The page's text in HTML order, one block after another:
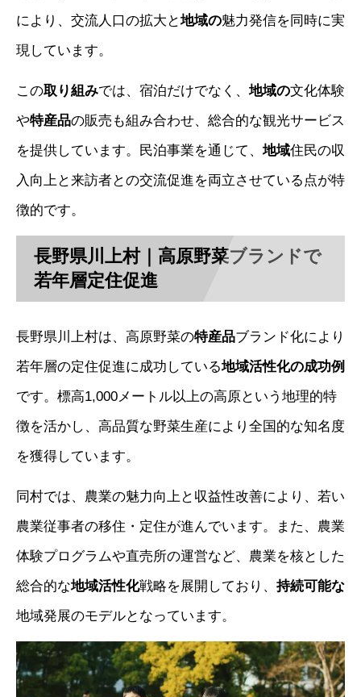
により、交流人口の拡大と地域の魅力発信を同時に実
現しています。
この取り組みでは、宿泊だけでなく、 地域の文化体験
や特産品の販売も組み合わせ、総合的な観光サービス
を提供しています。民泊事業を通じて、 地域住民の収
入向上と来訪者との交流促進を両立させている点が特
徴的です。
長野県川上村｜高原野菜ブランドで
若年層定住促進
長野県川上村は、高原野菜の特産品ブランド化により
若年層の定住促進に成功している地域活性化の成功例
です。標高1,000メートル以上の高原という地理的特
徴を活かし、高品質な野菜生産により全国的な知名度
を獲得しています。
同村では、農業の魅力向上と収益性改善により、若い
農業従事者の移住・定住が進んでいます。また、農業
体験プログラムや直売所の運営など、農業を核とした
総合的な地域活性化戦略を展開しており、 持続可能な
地域発展のモデルとなっています。